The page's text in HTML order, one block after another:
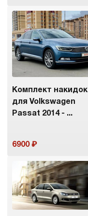
Комплект накидок
для Volkswagen
Passat 2014 - ...
6900